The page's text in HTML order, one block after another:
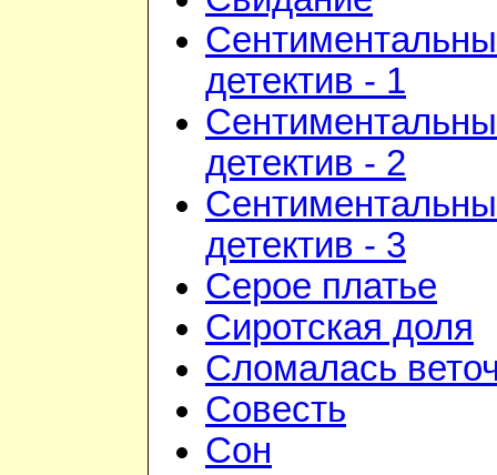
детектив - 1
детектив - 2
детектив - 3
Серое платье
Сиротская доля
Сломалась
Совесть
Сон